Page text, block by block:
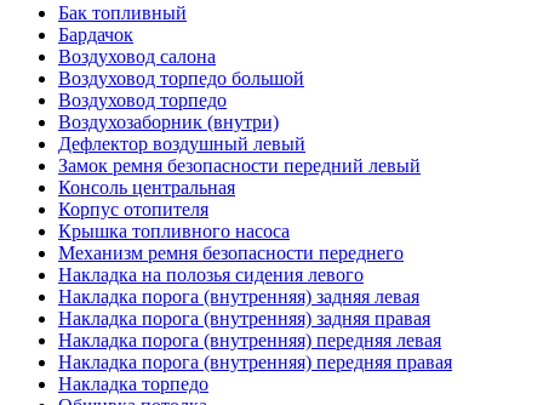
Бак топливный
Бардачок
Воздуховод салона
Воздуховод торпедо большой
Воздуховод торпедо
Воздухозаборник (внутри)
Дефлектор воздушный левый
Замок ремня безопасности передний левый
Консоль центральная
Корпус отопителя
Крышка топливного насоса
Механизм ремня безопасности переднего
Накладка на полозья сидения левого
Накладка порога (внутренняя) задняя левая
Накладка порога (внутренняя) задняя правая
Накладка порога (внутренняя) передняя левая
Накладка порога (внутренняя) передняя правая
Накладка торпедо